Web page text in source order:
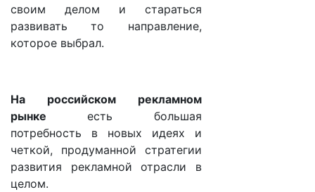
своим делом и стараться
развивать то направление,
которое выбрал.
На российском рекламном
рынке есть большая
потребность в новых идеях и
четкой, продуманной стратегии
развития рекламной отрасли в
целом.